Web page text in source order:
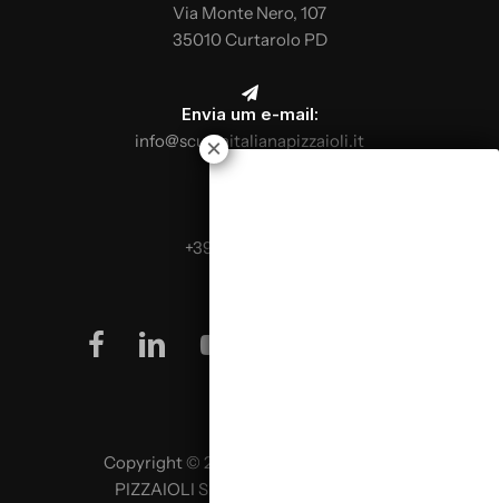
Via Monte Nero, 107
35010 Curtarolo PD
Envia um e-mail:
info@scuolaitalianapizzaioli.it
+39 0499624665
facebook
linkedinyoutube
Copyright © 2026 SCUOLA ITALIANA
PIZZAIOLI SRL P. IVA 02957980341